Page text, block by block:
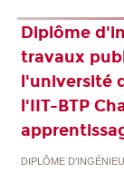
Diplôme
travaux
l'université
l'IIT-BTP
DIPLÔME